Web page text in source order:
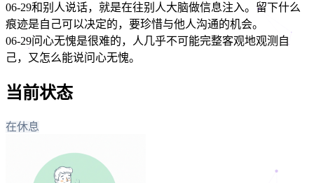
06-29和别人说话，就是在往别人大脑做信息注入。留下什么
痕迹是自己可以决定的，要珍惜与他人沟通的机会。
06-29问心无愧是很难的，人几乎不可能完整客观地观测自
己，又怎么能说问心无愧。
当前状态
在休息